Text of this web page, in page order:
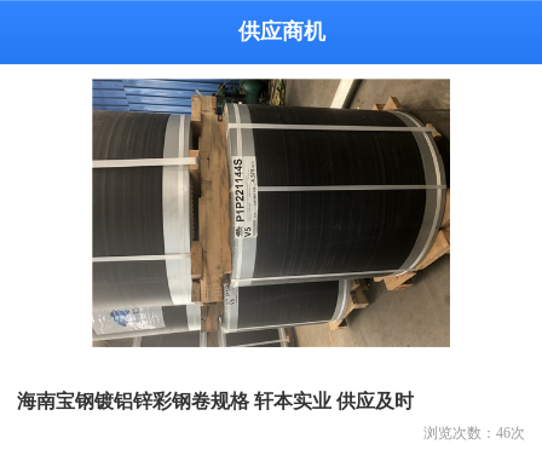
供应商机
海南宝钢镀铝锌彩钢卷规格 轩本实业 供应及时
浏览次数： 46次